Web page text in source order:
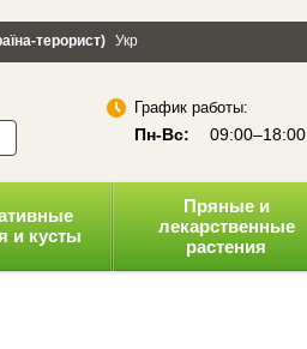
конфиденциальности
терорист) Укр
График работы:
Пн-Вс: 09:00–18:00
и кусты
Пряные и
лекарственные
растения